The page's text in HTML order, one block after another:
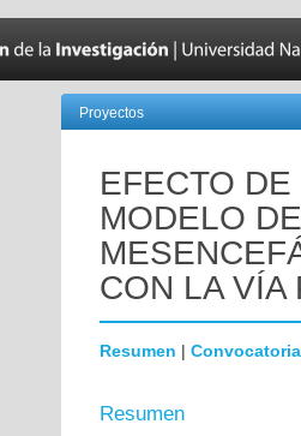
Proyectos
EFECTO
MODELO
CON LA VÍA
Resumen | Convocatoria
Resumen